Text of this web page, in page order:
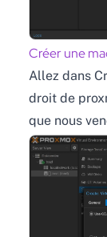
Créer une
Allez dans
droit de
que nous